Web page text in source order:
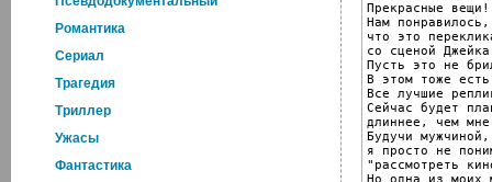
Романтика
Cериал
Трагедия
Триллер
Ужасы
Фантастика
Прекрасные вещи!
Нам понравилось,
что это
со сценой
Пусть это не
В этом тоже
Все лучшие
Сейчас будет
длиннее, чем
Будучи мужчиной,
я просто не
"рассмотреть
Но одна из моих